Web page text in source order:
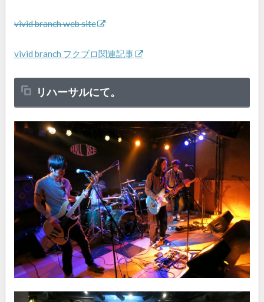
vivid branch web site
vivid branch フクブロ関連記事
リハーサルにて。